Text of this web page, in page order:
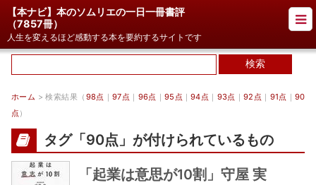
【本ナビ】本のソムリエの一日一冊書評
（7857冊）
人生を変えるほど感動する本を要約するサイトです
ホーム > 検索結果（ 98点 ｜97点 ｜ 96点 ｜95点 ｜94点 ｜ 93点 ｜92点 ｜ 91点 ｜90
点 ）
タグ「90点」が付けられているもの
「起業は意思が10割」守屋 実